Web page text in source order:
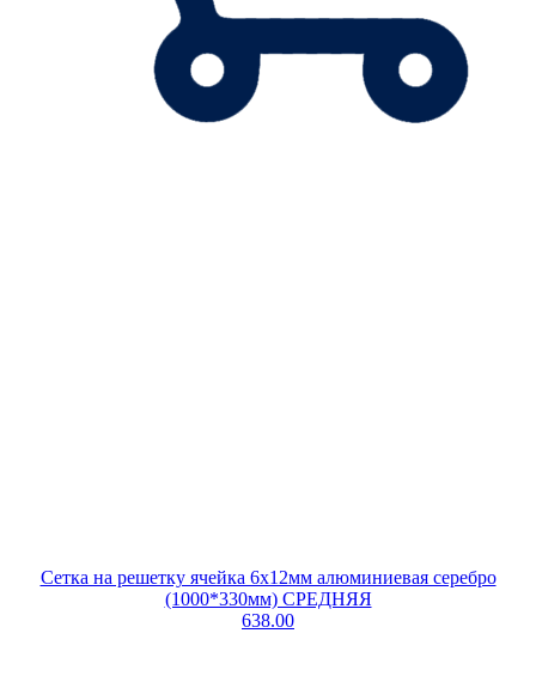
Сетка на решетку ячейка 6х12мм алюминиевая серебро
(1000*330мм) СРЕДНЯЯ
638.00